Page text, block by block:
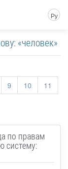
Ру
«человек»
9 10
11
по правам
систему: